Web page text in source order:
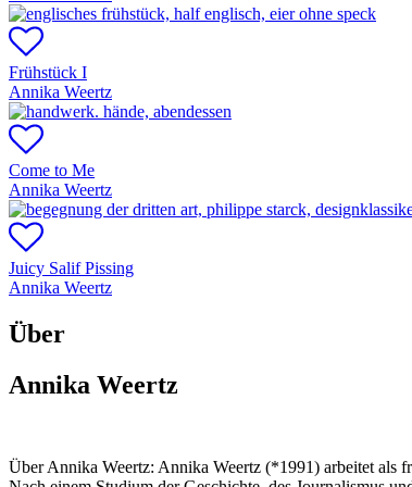
Frühstück I
Annika Weertz
Come to Me
Annika Weertz
Juicy Salif Pissing
Annika Weertz
Über
Annika Weertz
Über Annika Weertz: Annika Weertz (*1991) arbeitet als